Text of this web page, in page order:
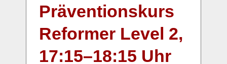
Präventionskurs
Reformer Level 2,
17:15–18:15 Uhr